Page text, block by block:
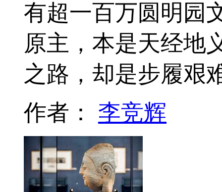
有超一百万圆明园
原主，本是天经地
之路，却是步履艰
作者： 李竞辉